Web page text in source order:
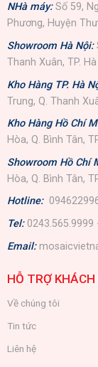
NHà máy: Số 59,
Phương, Huyện
Showroom Hà Nội:
Thanh Xuân, TP.
Kho Hàng TP. Hà
Trung, Q. Thanh
Kho Hàng Hồ Chí
Hòa, Q. Bình Tân,
Showroom Hồ Chí
Hòa, Q. Bình Tân,
Hotline:
Tel: 0243.565.9999
Email:
HỖ TRỢ
Về chúng tôi
Tin tức
Liên hệ